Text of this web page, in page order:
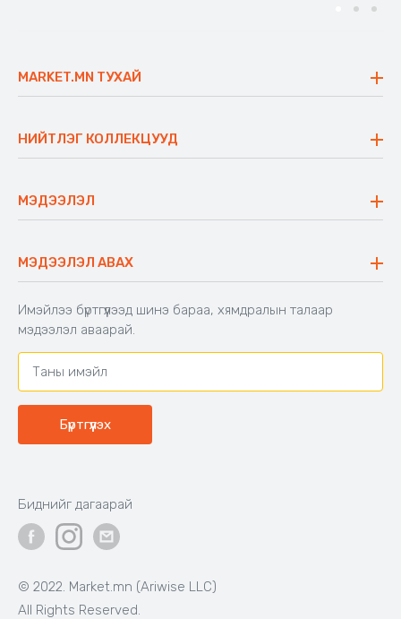
MARKET.MN ТУХАЙ
Үнэт зүйлс
Ажлын байр
Блог
НИЙТЛЭГ КОЛЛЕКЦУУД
Сүүдрэвч
Аяны ширээ
Аяны түшлэгтэй сандал
МЭДЭЭЛЭЛ
Буцаалтын журам
Захиалга шалгах
Хамтран ажиллах
Холбоо барих
МЭДЭЭЛЭЛ АВАХ
Имэйлээ бүртгүүлээд шинэ бараа, хямдралын талаар
мэдээлэл аваарай.
Бүртгүүлэх
© 2022. Market.mn (Ariwise LLC)
All Rights Reserved.
Биднийг дагаарай